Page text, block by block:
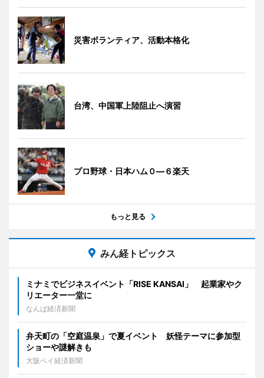
災害ボランティア、活動本格化
台湾、中国軍上陸阻止へ演習
プロ野球・日本ハム０―６楽天
もっと見る
みん経トピックス
ミナミでビジネスイベント「RISE KANSAI」 起業家やク
リエーター一堂に
なんば経済新聞
弁天町の「空庭温泉」で夏イベント 妖怪テーマに参加型
ショーや謎解きも
大阪ベイ経済新聞